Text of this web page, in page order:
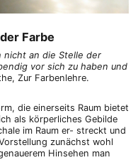
Farbe
nicht an die Stelle der
vor sich zu haben und
Zur Farbenlehre.
die einerseits Raum bietet
als körperliches Gebilde
im Raum er- streckt und
zunächst wohl
Hinsehen man